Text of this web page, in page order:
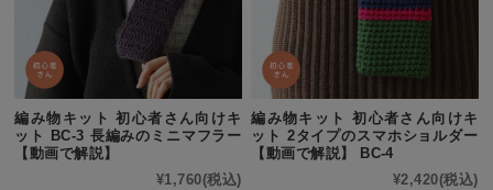
編み物キット 初心者さん向けキ
ット BC-3 長編みのミニマフラー
【動画で解説】
¥1,760(税込)
編み物キット 初心者さん向けキ
ット 2タイプのスマホショルダー
【動画で解説】 BC-4
¥2,420(税込)